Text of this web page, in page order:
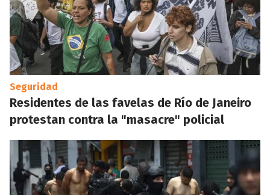
Seguridad
Residentes de las favelas de Río de Janeiro
protestan contra la "masacre" policial